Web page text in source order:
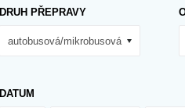
DRUH PŘEPRAVY
DATUM